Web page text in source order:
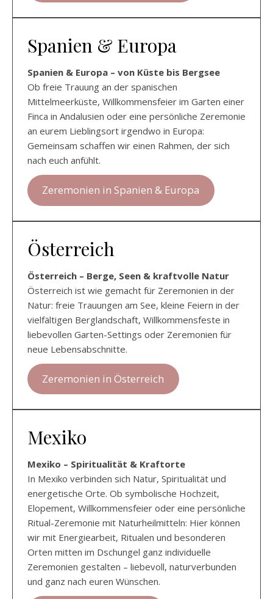
Spanien & Europa
Spanien & Europa – von Küste bis Bergsee
Ob freie Trauung an der spanischen
Mittelmeerküste, Willkommensfeier im Garten einer
Finca in Andalusien oder eine persönliche Zeremonie
an eurem Lieblingsort irgendwo in Europa:
Gemeinsam schaffen wir einen Rahmen, der sich
nach euch anfühlt.
Zeremonien in Spanien & Europa
Österreich
Österreich – Berge, Seen & kraftvolle Natur
Österreich ist wie gemacht für Zeremonien in der
Natur: freie Trauungen am See, kleine Feiern in der
vielfältigen Berglandschaft, Willkommensfeste in
liebevollen Garten-Settings oder Zeremonien für
neue Lebensabschnitte.
Zeremonien in Österreich
Mexiko
Mexiko – Spiritualität & Kraftorte
In Mexiko verbinden sich Natur, Spiritualität und
energetische Orte. Ob symbolische Hochzeit,
Elopement, Willkommensfeier oder eine persönliche
Ritual-Zeremonie mit Naturheilmitteln: Hier können
wir mit Energiearbeit, Ritualen und besonderen
Orten mitten im Dschungel ganz individuelle
Zeremonien gestalten – liebevoll, naturverbunden
und ganz nach euren Wünschen.